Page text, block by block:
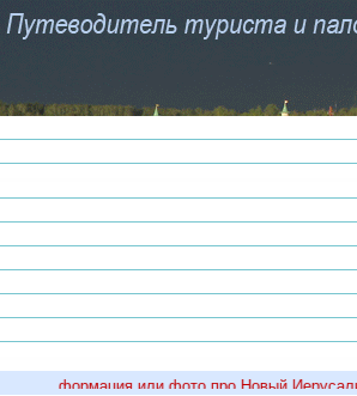
информация или фото про Новый